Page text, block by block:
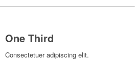
One Third
Consectetuer adipiscing elit.